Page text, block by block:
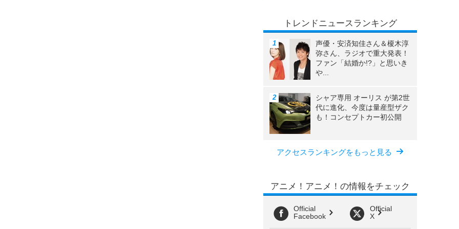
トレンドニュースランキング
声優・安済知佳さん＆榎木淳
弥さん、ラジオで重大発表！
ファン「結婚か!?」と思いき
や...
シャア専用 オーリス が第2世
代に進化、今度は量産型ザク
も！コンセプトカー初公開
アクセスランキングをもっと見る
アニメ！アニメ！の情報をチェック
Official
Facebook
Official
X